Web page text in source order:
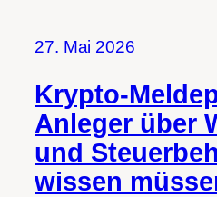
27. Mai 2026
Krypto-
Anleger über
und
wissen